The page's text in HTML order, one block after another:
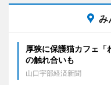
み
厚狭に保護猫カフェ
の触れ合いも
山口宇部経済新聞